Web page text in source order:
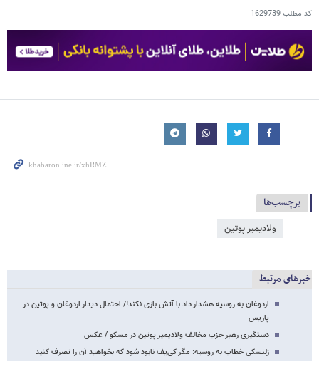
کد مطلب1629739
برچسب‌ها
ولادیمیر پوتین
خبرهای مرتبط
اردوغان به روسیه هشدار داد با آتش بازی نکند!/ احتمال دیدار اردوغان و پوتین در
پاریس
دستگیری رهبر حزب مخالف ولادیمیر پوتین در مسکو / عکس
زلنسکی خطاب به روسیه: مگر کی‌یف نابود شود که بخواهید آن را تصرف کنید